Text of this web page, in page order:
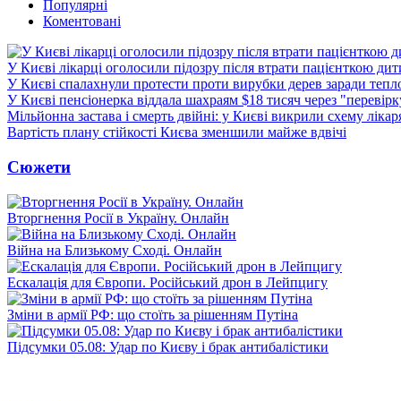
Популярні
Коментовані
У Києві лікарці оголосили підозру після втрати пацієнткою
У Києві спалахнули протести проти вирубки дерев заради
У Києві пенсіонерка віддала шахраям $18 тисяч через
Мільйонна застава і смерть двійні: у Києві викрили схему
Вартість плану стійкості Києва зменшили майже вдвічі
Сюжети
Вторгнення Росії в Україну. Онлайн
Війна на Близькому Сході. Онлайн
Ескалація для Європи. Російський дрон в Лейпцигу
Зміни в армії РФ: що стоїть за рішенням Путіна
Підсумки 05.08: Удар по Києву і брак антибалістики